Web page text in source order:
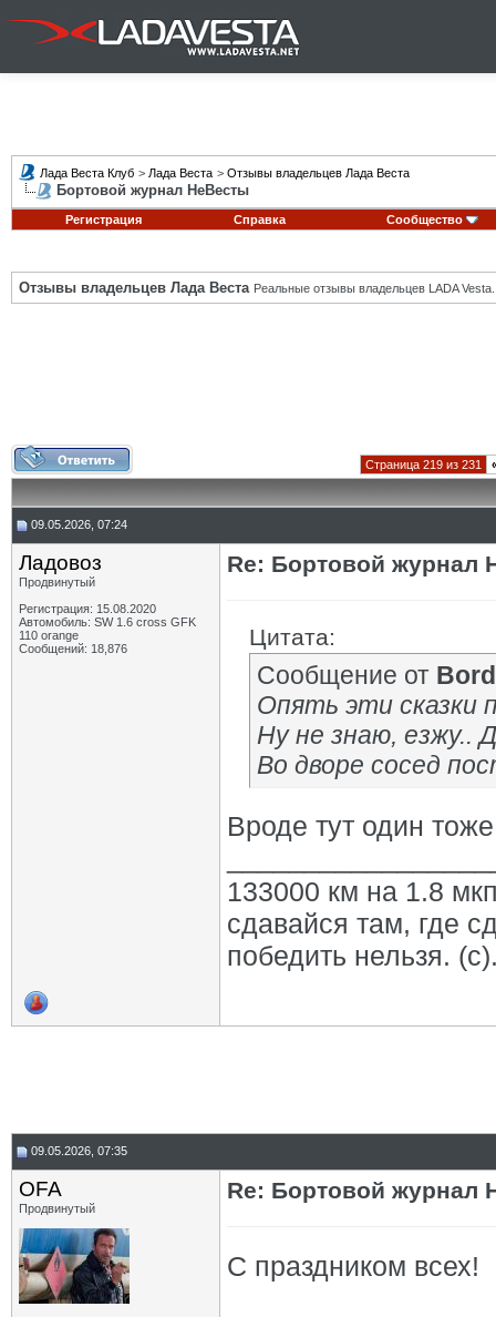
Лада Веста Клуб > Лада Веста > Отзывы владельцев Лада Веста
Бортовой журнал НеВесты
Регистрация Справка Сообщество
Отзывы владельцев Лада Веста Реальные отзывы владельцев LADA Vesta.
Страница 219 из 231
09.05.2026, 07:24
Ладовоз
Продвинутый
Регистрация: 15.08.2020
Автомобиль: SW 1.6 cross GFK
110 orange
Сообщений: 18,876
Re: Бортовой журнал
Цитата:
Сообщение от
Опять эти сказки
Ну не знаю, езжу..
Во дворе сосед
Вроде тут один
133000 км на 1.8
сдавайся там, где
победить нельзя.
09.05.2026, 07:35
OFA
Продвинутый
Re: Бортовой журнал
С праздником всех!